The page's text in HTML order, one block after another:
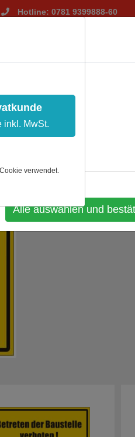
Hotline: 0781 9399888-60
Alle auswählen und
inkl. MwSt.
verwendet.